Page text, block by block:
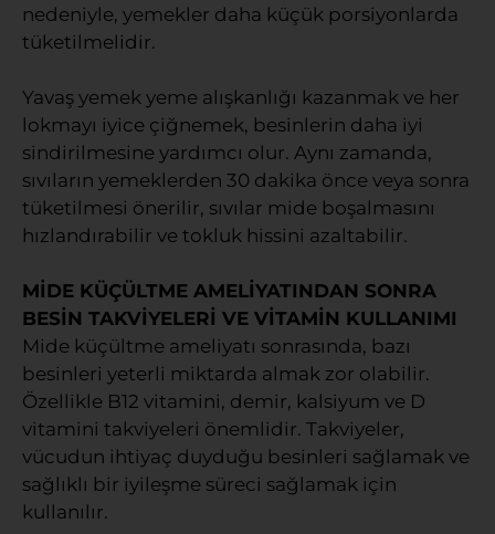
nedeniyle, yemekler daha küçük porsiyonlarda
tüketilmelidir.
Yavaş yemek yeme alışkanlığı kazanmak ve her
lokmayı iyice çiğnemek, besinlerin daha iyi
sindirilmesine yardımcı olur. Aynı zamanda,
sıvıların yemeklerden 30 dakika önce veya sonra
tüketilmesi önerilir, sıvılar mide boşalmasını
hızlandırabilir ve tokluk hissini azaltabilir.
MİDE KÜÇÜLTME AMELİYATINDAN SONRA
BESİN TAKVİYELERİ VE VİTAMİN KULLANIMI
Mide küçültme ameliyatı sonrasında, bazı
besinleri yeterli miktarda almak zor olabilir.
Özellikle B12 vitamini, demir, kalsiyum ve D
vitamini takviyeleri önemlidir. Takviyeler,
vücudun ihtiyaç duyduğu besinleri sağlamak ve
sağlıklı bir iyileşme süreci sağlamak için
kullanılır.